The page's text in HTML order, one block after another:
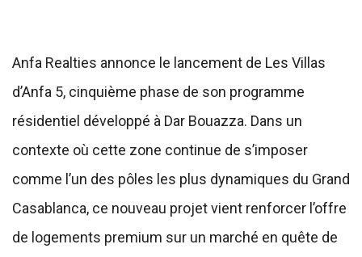
Anfa Realties annonce le lancement de Les Villas
d’Anfa 5, cinquième phase de son programme
résidentiel développé à Dar Bouazza. Dans un
contexte où cette zone continue de s’imposer
comme l’un des pôles les plus dynamiques du Grand
Casablanca, ce nouveau projet vient renforcer l’offre
de logements premium sur un marché en quête de